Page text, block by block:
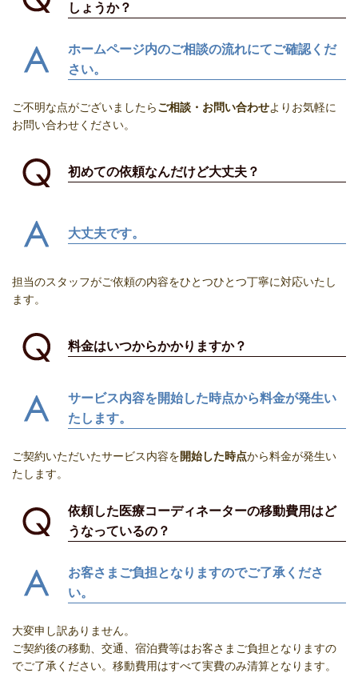
しょうか？
ホームページ内のご相談の流れにてご確認くだ
さい。
ご不明な点がございましたらご相談・お問い合わせよりお気軽に
お問い合わせください。
初めての依頼なんだけど大丈夫？
大丈夫です。
担当のスタッフがご依頼の内容をひとつひとつ丁寧に対応いたし
ます。
料金はいつからかかりますか？
サービス内容を開始した時点から料金が発生い
たします。
ご契約いただいたサービス内容を開始した時点から料金が発生い
たします。
依頼した医療コーディネーターの移動費用はど
うなっているの？
お客さまご負担となりますのでご了承くださ
い。
大変申し訳ありません。
ご契約後の移動、交通、宿泊費等はお客さまご負担となりますの
でご了承ください。 移動費用はすべて実費のみ清算となります。